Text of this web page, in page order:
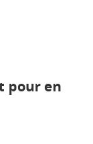
pour en